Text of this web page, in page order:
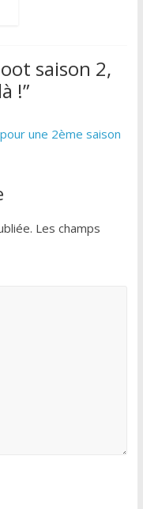
saison 2,
!”
une 2ème saison
Les champs